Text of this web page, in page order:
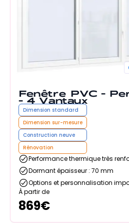
Fenêtre PVC -
- 4 Vantaux
Dimension standard
Dimension sur-mesure
Construction neuve
Rénovation
Performance thermique très
Dormant épaisseur : 70 mm
Options et personnalisation
À partir de
869€